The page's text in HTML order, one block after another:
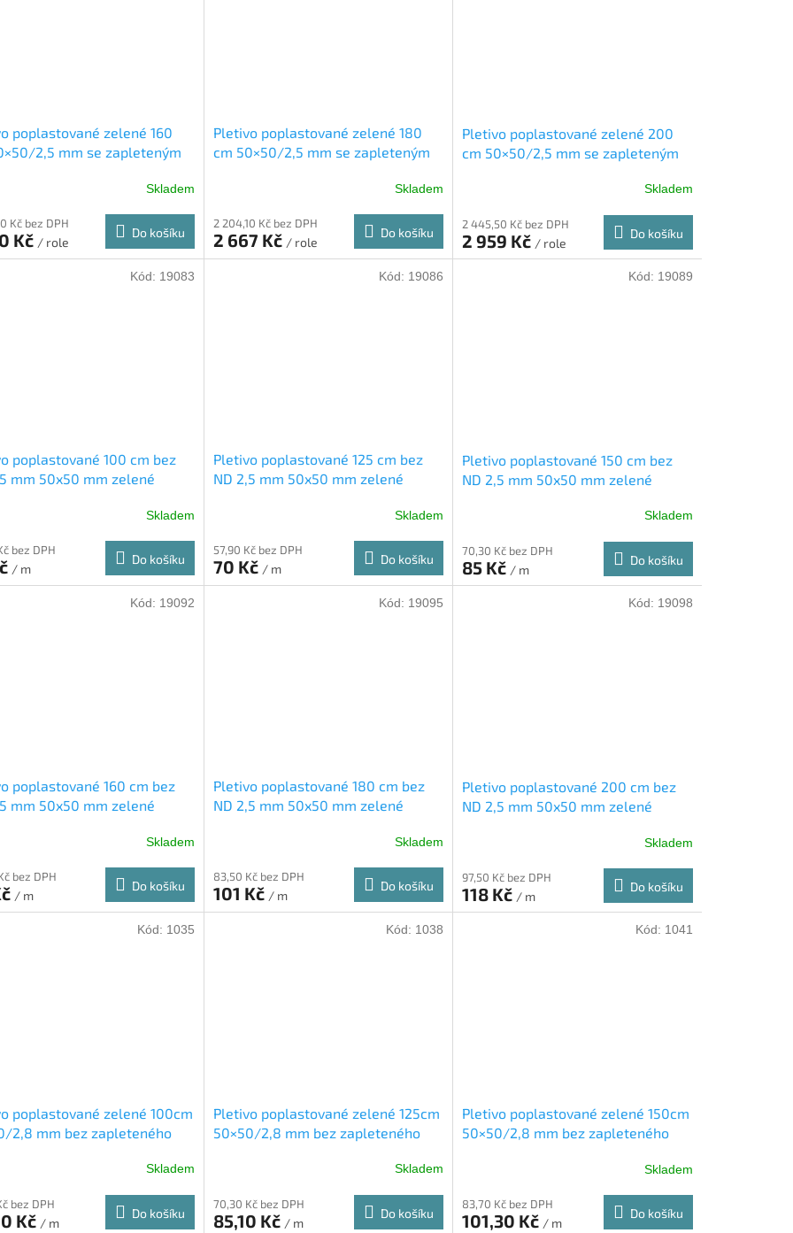
poplastované zelené 160
2,5 mm se zapleteným
Skladem
Kč bez DPH
Kč / role
Do košíku
Pletivo poplastované zelené 180
cm 50×50/2,5 mm se zapleteným
Skladem
2 204,10 Kč bez DPH
2 667 Kč / role
Do košíku
Pletivo poplastované zelené 200
cm 50×50/2,5 mm se zapleteným
Skladem
2 445,50 Kč bez DPH
2 959 Kč / role
Do košíku
poplastované 100 cm bez
mm 50x50 mm zelené
Skladem
bez DPH
/ m
Do košíku
Kód: 19083
Pletivo poplastované 125 cm bez
ND 2,5 mm 50x50 mm zelené
Skladem
57,90 Kč bez DPH
70 Kč / m
Do košíku
Kód: 19086
Pletivo poplastované 150 cm bez
ND 2,5 mm 50x50 mm zelené
Skladem
70,30 Kč bez DPH
85 Kč / m
Do košíku
Kód: 19089
poplastované 160 cm bez
mm 50x50 mm zelené
Skladem
bez DPH
/ m
Do košíku
Kód: 19092
Pletivo poplastované 180 cm bez
ND 2,5 mm 50x50 mm zelené
Skladem
83,50 Kč bez DPH
101 Kč / m
Do košíku
Kód: 19095
Pletivo poplastované 200 cm bez
ND 2,5 mm 50x50 mm zelené
Skladem
97,50 Kč bez DPH
118 Kč / m
Do košíku
Kód: 19098
poplastované zelené 100cm
2,8 mm bez zapleteného
Skladem
bez DPH
Kč / m
Do košíku
Kód: 1035
Pletivo poplastované zelené 125cm
50×50/2,8 mm bez zapleteného
Skladem
70,30 Kč bez DPH
85,10 Kč / m
Do košíku
Kód: 1038
Pletivo poplastované zelené 150cm
50×50/2,8 mm bez zapleteného
Skladem
83,70 Kč bez DPH
101,30 Kč / m
Do košíku
Kód: 1041